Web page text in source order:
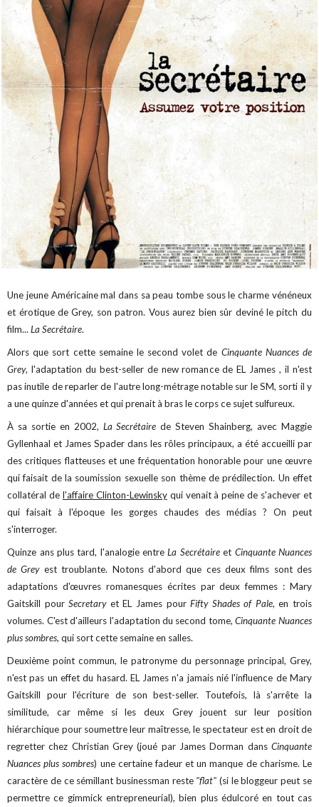
Une jeune Américaine mal dans sa peau tombe sous le charme vénéneux
et érotique de Grey, son patron. Vous aurez bien sûr deviné le pitch du
film...La Secrétaire.
Alors que sort cette semaine le second volet de Cinquante Nuances de
Grey, l'adaptation du best-seller de new romance de EL James , il n'est
pas inutile de reparler de l'autre long-métrage notable sur le SM, sorti il y
a une quinze d'années et qui prenait à bras le corps ce sujet sulfureux.
À sa sortie en 2002, La Secrétaire de Steven Shainberg, avec Maggie
Gyllenhaal et James Spader dans les rôles principaux, a été accueilli par
des critiques flatteuses et une fréquentation honorable pour une œuvre
qui faisait de la soumission sexuelle son thème de prédilection. Un effet
collatéral de l'affaire Clinton-Lewinskyqui venait à peine de s'achever et
qui faisait à l'époque les gorges chaudes des médias ? On peut
s'interroger.
Quinze ans plus tard, l'analogie entreLa Secrétaireet Cinquante Nuances
de Greyest troublante. Notons d'abord que ces deux films sont des
adaptations d'œuvres romanesques écrites par deux femmes : Mary
Gaitskill pourSecretaryet EL James pourFifty Shades of Pale, en trois
volumes. C'est d'ailleurs l'adaptation du second tome,Cinquante Nuances
plus sombres, qui sort cette semaine en salles.
Deuxième point commun, le patronyme du personnage principal, Grey,
n'est pas un effet du hasard. EL James n'a jamais nié l'influence de Mary
Gaitskill pour l'écriture de son best-seller. Toutefois, là s'arrête la
similitude, car même si les deux Grey jouent sur leur position
hiérarchique pour soumettre leur maîtresse, le spectateur est en droit de
regretter chez Christian Grey (joué par James Dorman dans Cinquante
Nuances plus sombres) une certaine fadeur et un manque de charisme. Le
caractère de ce sémillant businessman reste "flat" (si le bloggeur peut se
permettre ce gimmick entrepreneurial), bien plus édulcoré en tout cas